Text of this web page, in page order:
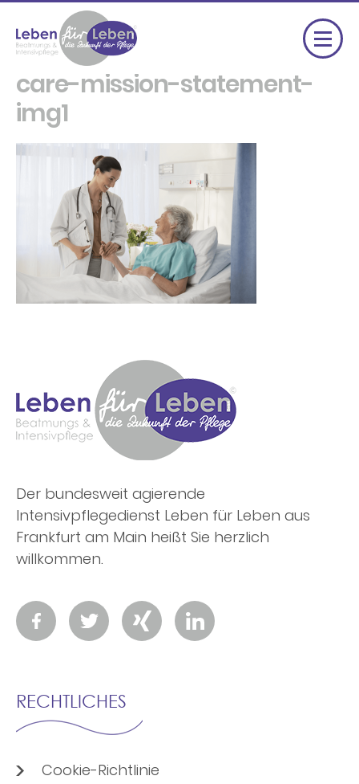
care-mission-statement-
img1
Der bundesweit agierende
Intensivpflegedienst Leben für Leben aus
Frankfurt am Main heißt Sie herzlich
willkommen.
RECHTLICHES
Cookie-Richtlinie